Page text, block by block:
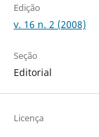
Edição
v. 16 n. 2 (2008)
Seção
Editorial
Licença